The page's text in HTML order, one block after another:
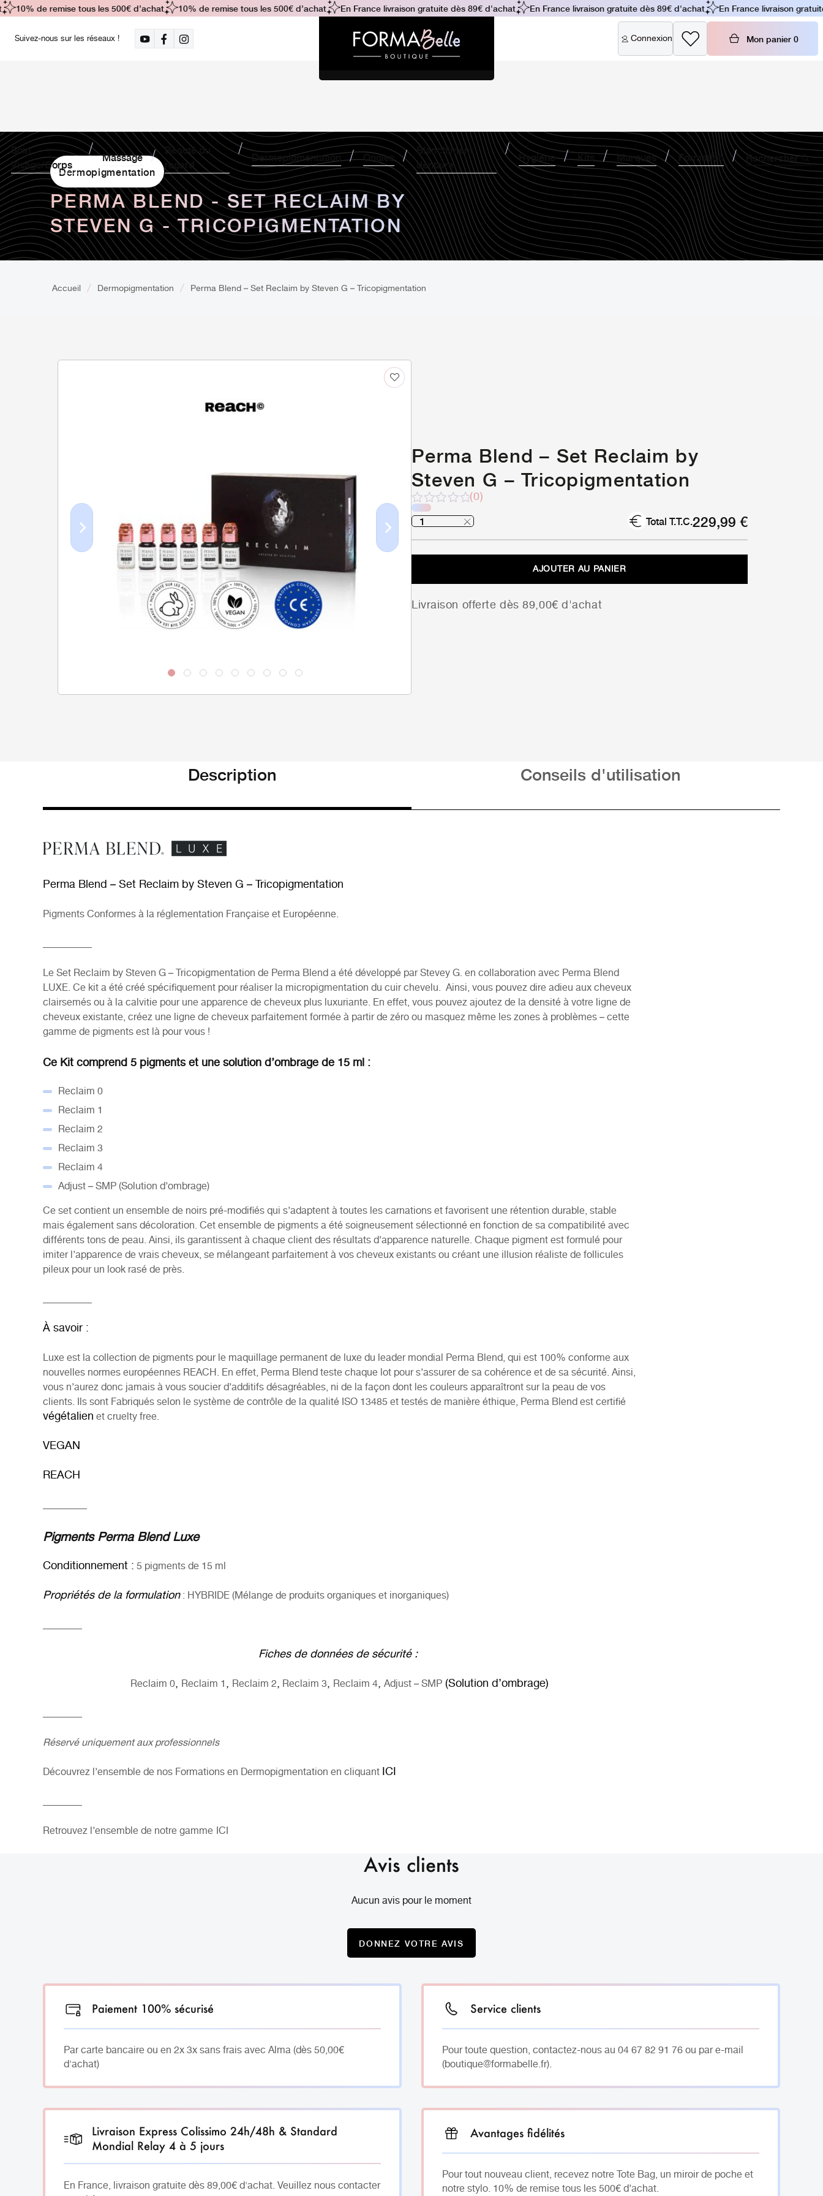
Suivez-nous sur les réseaux ! Connexion Mon panier 0
Soin
Visage/Corps
Massage
Beauté du
regard
Dermopigmentation Ongles
Blanchiment
dentaire
Hygiène Kits Marques Formation Rechercher
10% de remise tous les 500€ d’achat 10% de remise tous les 500€ d’achat En France livraison gratuite dès 89€ d'achat En France livraison gratuite dès 89€ d'achat En France livraison gratuite
Dermopigmentation
PERMA BLEND - SET RECLAIM BY
STEVEN G - TRICOPIGMENTATION
Accueil Dermopigmentation Perma Blend – Set Reclaim by Steven G – Tricopigmentation
Previous Next
Perma Blend – Set Reclaim by
Steven G – Tricopigmentation
Note
sur
(0)
Total T.T.C.229,99 €
AJOUTER AU PANIER
Livraison offerte dès 89,00€ d'achat
Description Conseils d'utilisation
Perma Blend – Set Reclaim by Steven G – Tricopigmentation
Pigments Conformes à la réglementation Française et Européenne.
__________
Le Set Reclaim by Steven G – Tricopigmentation de Perma Blend a été développé par Stevey G. en collaboration avec Perma Blend
LUXE. Ce kit a été créé spécifiquement pour réaliser la micropigmentation du cuir chevelu. Ainsi, vous pouvez dire adieu aux cheveux
clairsemés ou à la calvitie pour une apparence de cheveux plus luxuriante. En effet, vous pouvez ajoutez de la densité à votre ligne de
cheveux existante, créez une ligne de cheveux parfaitement formée à partir de zéro ou masquez même les zones à problèmes – cette
gamme de pigments est là pour vous !
Ce Kit comprend 5 pigments et une solution d’ombrage de 15 ml :
Reclaim 0
Reclaim 1
Reclaim 2
Reclaim 3
Reclaim 4
Adjust – SMP (Solution d’ombrage)
Ce set contient un ensemble de noirs pré-modifiés qui s’adaptent à toutes les carnations et favorisent une rétention durable, stable
mais également sans décoloration. Cet ensemble de pigments a été soigneusement sélectionné en fonction de sa compatibilité avec
différents tons de peau. Ainsi, ils garantissent à chaque client des résultats d’apparence naturelle. Chaque pigment est formulé pour
imiter l’apparence de vrais cheveux, se mélangeant parfaitement à vos cheveux existants ou créant une illusion réaliste de follicules
pileux pour un look rasé de près.
__________
À savoir :
Luxe est la collection de pigments pour le maquillage permanent de luxe du leader mondial Perma Blend, qui est 100% conforme aux
nouvelles normes européennes REACH. En effet, Perma Blend teste chaque lot pour s’assurer de sa cohérence et de sa sécurité. Ainsi,
vous n’aurez donc jamais à vous soucier d’additifs désagréables, ni de la façon dont les couleurs apparaîtront sur la peau de vos
clients. Ils sont Fabriqués selon le système de contrôle de la qualité ISO 13485 et testés de manière éthique, Perma Blend est certifié
végétalien etcruelty free.
VEGAN
REACH
_________
Pigments Perma Blend Luxe
Conditionnement : 5 pigments de 15 ml
Propriétés de la formulation: HYBRIDE (Mélange de produits organiques et inorganiques)
________
Fiches de données de sécurité :
Reclaim 0, Reclaim 1, Reclaim 2, Reclaim 3, Reclaim 4, Adjust – SMP(Solution d’ombrage)
________
Réservé uniquement aux professionnels
Découvrez l’ensemble de nos Formations en Dermopigmentation en cliquant ICI
________
Retrouvez l’ensemble de notre gamme ICI
Avis clients
Aucun avis pour le moment
DONNEZ VOTRE AVIS
Paiement 100% sécurisé
Par carte bancaire ou en 2x 3x sans frais avec Alma (dès 50,00€
d'achat)
Service clients
Pour toute question, contactez-nous au 04 67 82 91 76 ou par e-mail
(boutique@formabelle.fr).
Livraison Express Colissimo 24h/48h & Standard
Mondial Relay 4 à 5 jours
En France, livraison gratuite dès 89,00€ d'achat. Veuillez nous contacter
Avantages fidélités
Pour tout nouveau client, recevez notre Tote Bag, un miroir de poche et
notre stylo. 10% de remise tous les 500€ d’achat.